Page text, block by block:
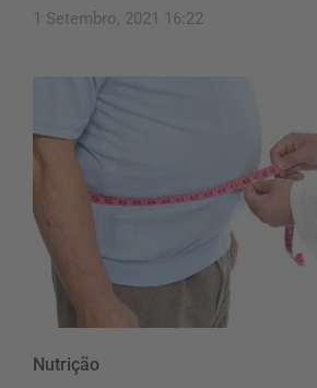
1 Setembro, 2021 16:22
Nutrição